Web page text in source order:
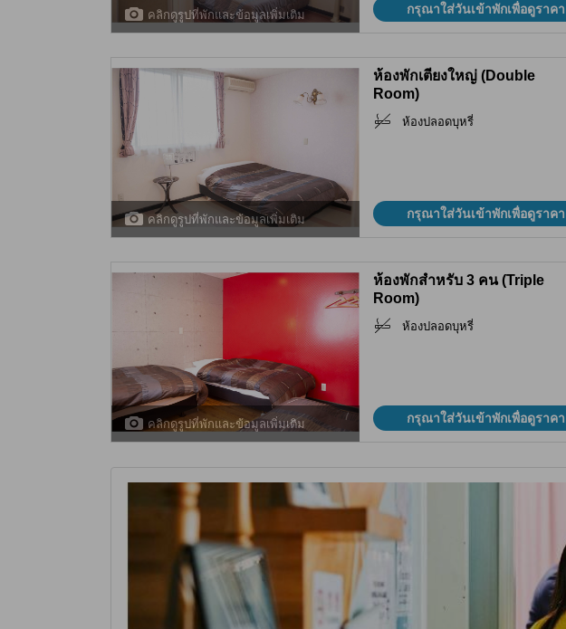
คลิกดูรูปที่พักและข้อมูลเพิ่มเติม กรุณาใส่วันเข้าพักเพื่อดูราคา
คลิกดูรูปที่พักและข้อมูลเพิ่มเติม
ห้องพักเตียงใหญ่ (Double
Room)
ห้องปลอดบุหรี่
กรุณาใส่วันเข้าพักเพื่อดูราคา
คลิกดูรูปที่พักและข้อมูลเพิ่มเติม
ห้องพักสำหรับ 3 คน (Triple
Room)
ห้องปลอดบุหรี่
กรุณาใส่วันเข้าพักเพื่อดูราคา